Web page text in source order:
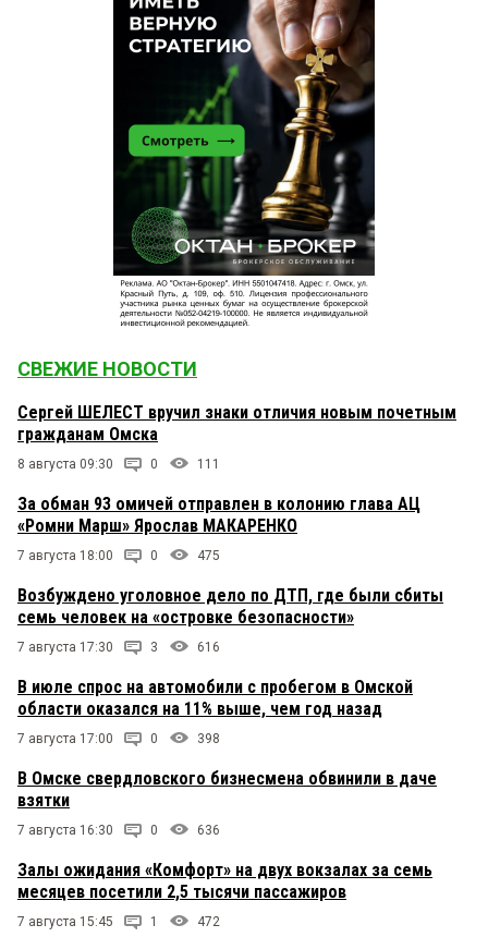
СВЕЖИЕ НОВОСТИ
Сергей ШЕЛЕСТ вручил знаки отличия новым почетным
гражданам Омска
8 августа 09:30 0 111
За обман 93 омичей отправлен в колонию глава АЦ
«Ромни Марш» Ярослав МАКАРЕНКО
7 августа 18:00 0 475
Возбуждено уголовное дело по ДТП, где были сбиты
семь человек на «островке безопасности»
7 августа 17:30 3 616
В июле спрос на автомобили с пробегом в Омской
области оказался на 11% выше, чем год назад
7 августа 17:00 0 398
В Омске свердловского бизнесмена обвинили в даче
взятки
7 августа 16:30 0 636
Залы ожидания «Комфорт» на двух вокзалах за семь
месяцев посетили 2,5 тысячи пассажиров
7 августа 15:45 1 472